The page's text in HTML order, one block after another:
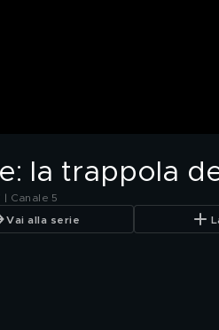
la trappola
| Canale 5
Vai alla serie